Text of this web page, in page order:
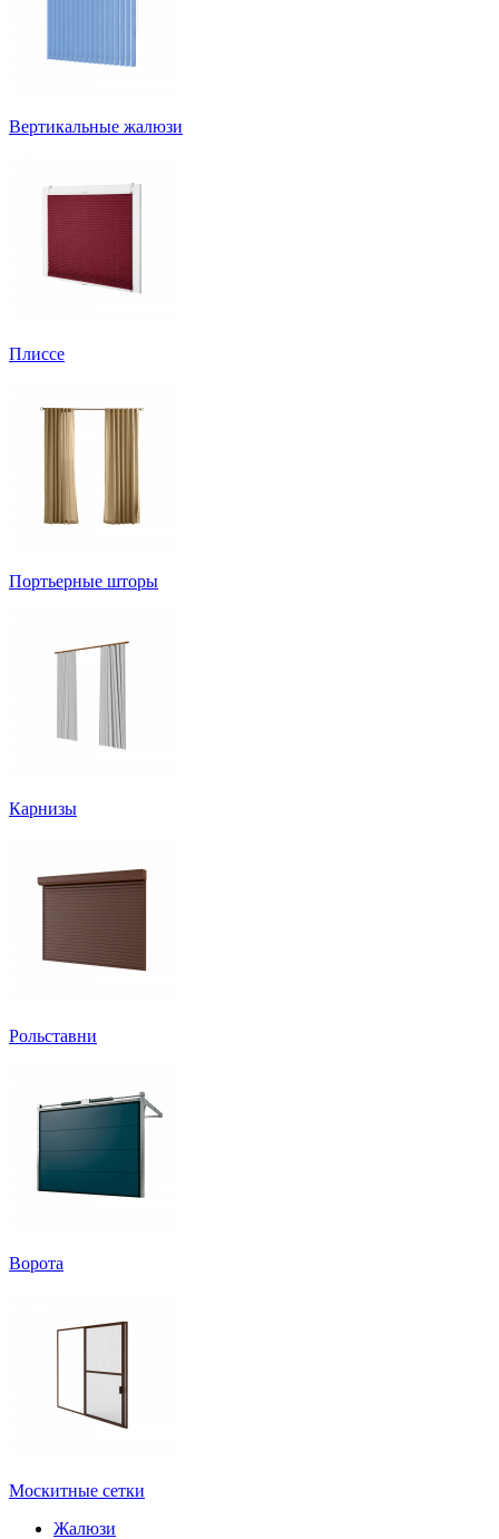
Вертикальные жалюзи
Плиссе
Портьерные шторы
Карнизы
Рольставни
Ворота
Москитные сетки
Жалюзи